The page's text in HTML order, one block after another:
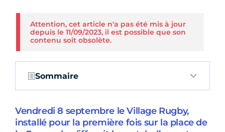
Attention, cet article n'a pas été mis à jour
depuis le 11/09/2023, il est possible que son
contenu soit obsolète.
Sommaire
Vendredi 8 septembre le Village Rugby,
installé pour la première fois sur la place de